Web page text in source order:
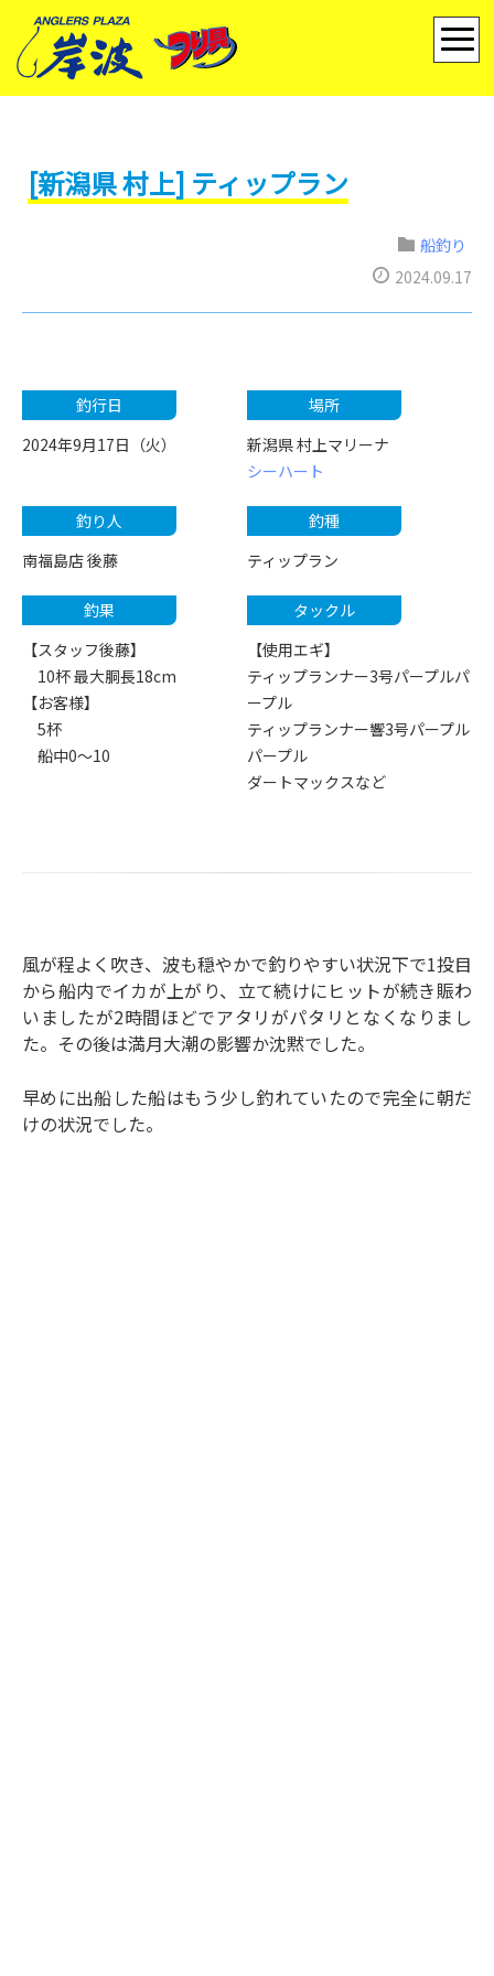
[新潟県 村上] ティップラン
船釣り
2024.09.17
釣行日
2024年9月17日（火）
場所
新潟県 村上マリーナ
シーハート
釣り人
南福島店 後藤
釣種
ティップラン
釣果
【スタッフ後藤】
10杯 最大胴長18cm
【お客様】
5杯
船中0〜10
タックル
【使用エギ】
ティップランナー3号パープルパ
ープル
ティップランナー響3号パープル
パープル
ダートマックスなど
風が程よく吹き、波も穏やかで釣りやすい状況下で1投目
から船内でイカが上がり、立て続けにヒットが続き賑わ
いましたが2時間ほどでアタリがパタリとなくなりまし
た。その後は満月大潮の影響か沈黙でした。
早めに出船した船はもう少し釣れていたので完全に朝だ
けの状況でした。